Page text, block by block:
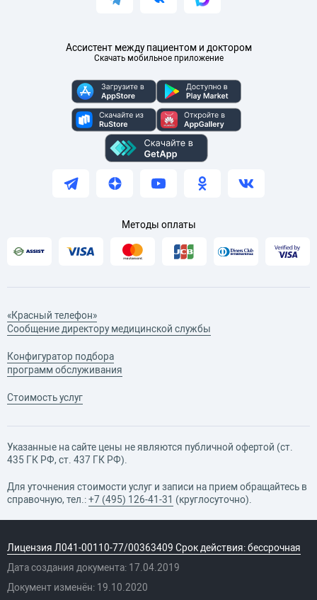
Ассистент между пациентом и доктором
Скачать мобильное приложение
Методы оплаты
«Красный телефон»
Сообщение директору медицинской службы
Конфигуратор подбора
программ обслуживания
Стоимость услуг
Указанные на сайте цены не являются публичной офертой (ст.
435 ГК РФ, cт. 437 ГК РФ).
Для уточнения стоимости услуг и записи на прием обращайтесь в
справочную, тел.:+7 (495) 126-41-31 (круглосуточно).
Лицензия Л041-00110-77/00363409 Срок действия: бессрочная
Дата создания документа: 17.04.2019
Документ изменён: 19.10.2020